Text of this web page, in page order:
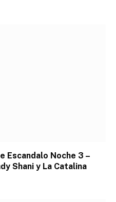
Escandalo Noche 3 –
Shani y La Catalina